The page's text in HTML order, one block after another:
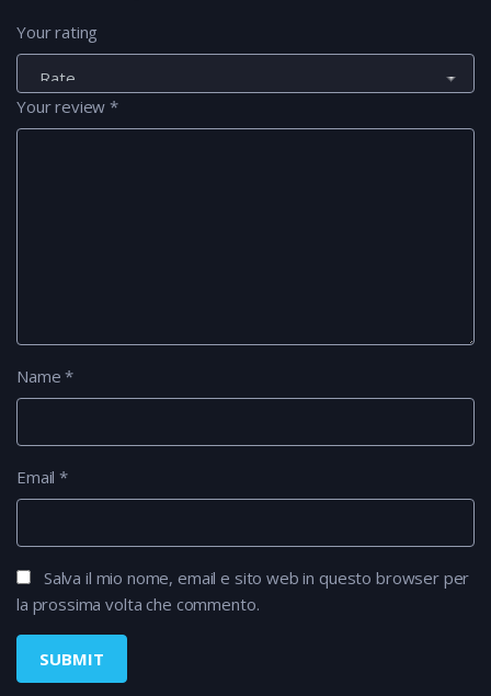
Your rating
Your review*
Name*
Email*
Salva il mio nome, email e sito web in questo browser per
la prossima volta che commento.